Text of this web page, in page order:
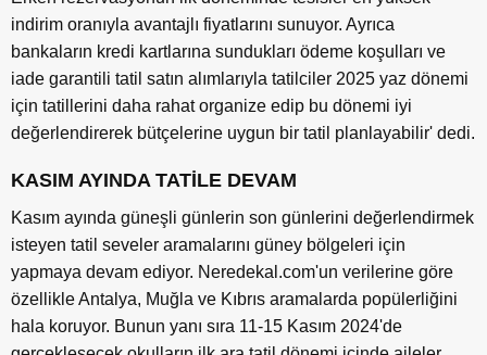
indirim oranıyla avantajlı fiyatlarını sunuyor. Ayrıca
bankaların kredi kartlarına sundukları ödeme koşulları ve
iade garantili tatil satın alımlarıyla tatilciler 2025 yaz dönemi
için tatillerini daha rahat organize edip bu dönemi iyi
değerlendirerek bütçelerine uygun bir tatil planlayabilir' dedi.
KASIM AYINDA TATİLE DEVAM
Kasım ayında güneşli günlerin son günlerini değerlendirmek
isteyen tatil seveler aramalarını güney bölgeleri için
yapmaya devam ediyor. Neredekal.com'un verilerine göre
özellikle Antalya, Muğla ve Kıbrıs aramalarda popülerliğini
hala koruyor. Bunun yanı sıra 11-15 Kasım 2024'de